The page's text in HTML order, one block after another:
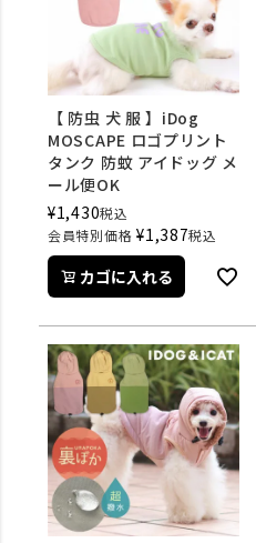
【 防虫 犬 服 】iDog
MOSCAPE ロゴプリント
タンク 防蚊 アイドッグ メ
ール便OK
¥1,430税込
会員特別価格 ¥1,387税込
カゴに入れる